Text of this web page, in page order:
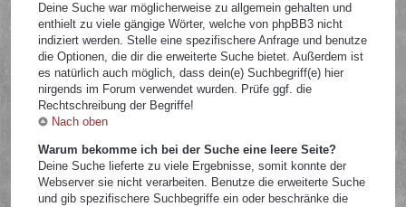
Deine Suche war möglicherweise zu allgemein gehalten und
enthielt zu viele gängige Wörter, welche von phpBB3 nicht
indiziert werden. Stelle eine spezifischere Anfrage und benutze
die Optionen, die dir die erweiterte Suche bietet. Außerdem ist
es natürlich auch möglich, dass dein(e) Suchbegriff(e) hier
nirgends im Forum verwendet wurden. Prüfe ggf. die
Rechtschreibung der Begriffe!
Nach oben
Warum bekomme ich bei der Suche eine leere Seite?
Deine Suche lieferte zu viele Ergebnisse, somit konnte der
Webserver sie nicht verarbeiten. Benutze die erweiterte Suche
und gib spezifischere Suchbegriffe ein oder beschränke die